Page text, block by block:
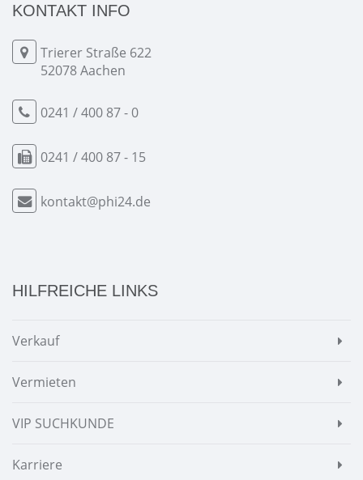
KONTAKT INFO
Trierer Straße 622
52078 Aachen
0241 / 400 87 - 0
0241 / 400 87 - 15
kontakt@phi24.de
HILFREICHE LINKS
Verkauf
Vermieten
VIP SUCHKUNDE
Karriere